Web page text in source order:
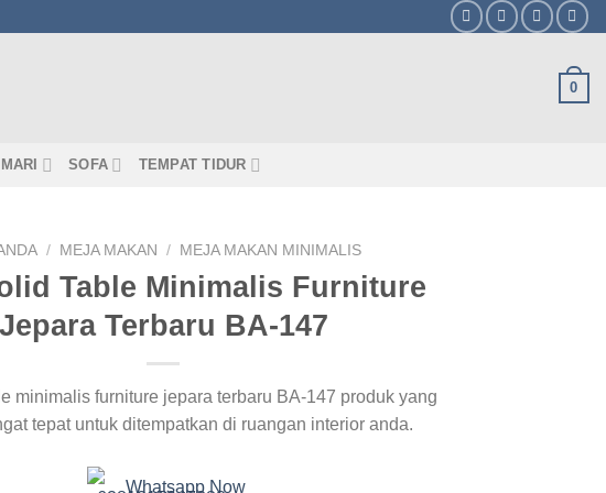
0
SOFA TEMPAT TIDUR
/ MEJA MAKAN / MEJA MAKAN MINIMALIS
Table Minimalis Furniture
Jepara Terbaru BA-147
minimalis furniture jepara terbaru BA-147 produk yang
tepat untuk ditempatkan di ruangan interior anda.
Whatsapp Now